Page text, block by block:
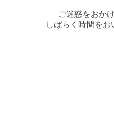
ご迷惑をおか
しばらく時間を